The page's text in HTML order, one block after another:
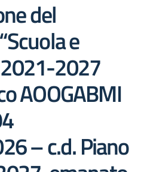
del
e
2027
AOOGABMI
– c.d. Piano